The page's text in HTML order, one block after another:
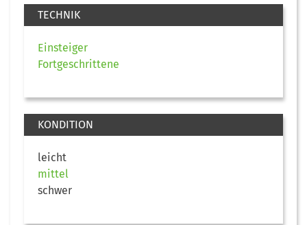
TECHNIK
Einsteiger
Fortgeschrittene
KONDITION
leicht
mittel
schwer